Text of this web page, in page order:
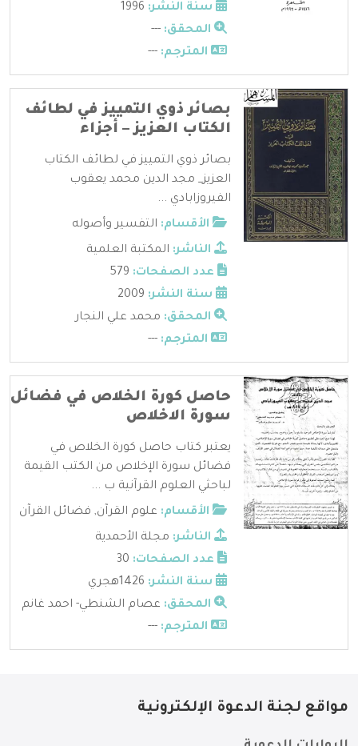
سنة النشر:
المحقق: ---
المترجم: ---
بصائر ذوي التمييز في لطائف
الكتاب العزيز – أجزاء
بصائر ذوي التمييز في لطائف الكتاب
العزيز_ مجد الدين محمد يعقوب
الفيروزابادي ...
الأقسام: التفسير وأصوله
الناشر: المكتبة العلمية
عدد الصفحات:
سنة النشر:
المحقق: محمد علي النجار
المترجم: ---
حاصل كورة الخلاص في فضائل
سورة الاخلاص
يعتبر كتاب حاصل كورة الخلاص في
فضائل سورة الإخلاص من الكتب القيمة
لباحثي العلوم القرآنية ب ...
الأقسام: علوم القرآن, فضائل القرآن
الناشر: مجلة الأحمدية
عدد الصفحات:
سنة النشر:
المحقق: عصام الشنطي- احمد غانم
المترجم: ---
مواقع لجنة الدعوة الإلكترونية